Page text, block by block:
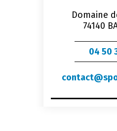
Domaine
74140
04 50